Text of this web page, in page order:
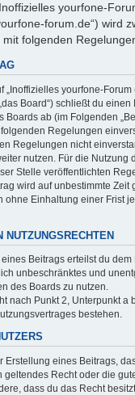
yourfone-
forum.de“) wird
folgenden
„Inoffizielles yourfone-
Board“) schließt du
Boards ab (im Folgenden
Regelungen
Regelungen nicht
nutzen. Für die Nutzung
Stelle veröffentlichten
wird auf unbestimmte Zeit
ohne Einhaltung einer Frist
NUTZUNGSRECHTEN
Beitrags erteilst du
unbeschränktes und
des Boards zu nutzen.
nach Punkt 2, Unterpunkt a
bestehen.
Erstellung eines Beitrags,
geltendes Recht oder die
dass du das Recht